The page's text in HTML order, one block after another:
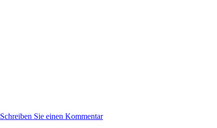
Schreiben Sie einen Kommentarzu